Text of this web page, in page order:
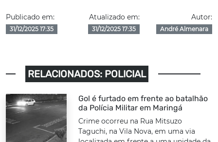
Publicado em:
31/12/2025 17:35
Atualizado em:
31/12/2025 17:35
Autor:
André Almenara
RELACIONADOS: POLICIAL
Gol é furtado em frente ao batalhão
da Polícia Militar em Maringá
Crime ocorreu na Rua Mitsuzo
Taguchi, na Vila Nova, em uma via